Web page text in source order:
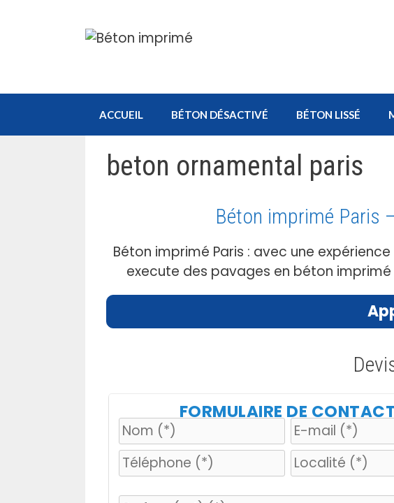
ACCUEIL BÉTON DÉSACTIVÉ BÉTON LISSÉ
beton ornamental paris
Béton imprimé Paris
Béton imprimé Paris : avec une
execute des pavages en béton
FORMULAIRE DE